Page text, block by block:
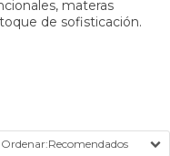
materas
de sofisticación.
Recomendados